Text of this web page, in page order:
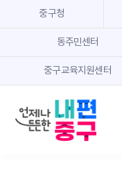
중구청
동주민센터
중구교육지원센터